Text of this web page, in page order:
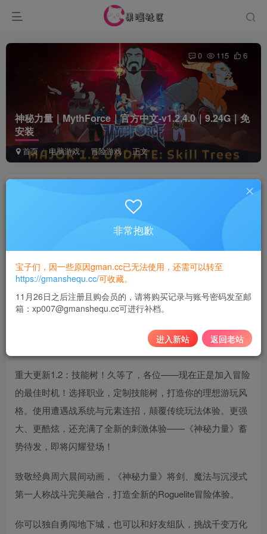
神秘力量｜MythForce｜官方中文-v1.2.4.0｜9.24G｜免
安装
首页 电脑游戏 冒险游戏 正文
0 115 6
关注
神秘力量｜MythForce｜官方中文-v1.2.4.0｜9.24G｜免安装
此内容为付费资源，请付费后查看
10积分
黄金会员 免费
登录购买
重大更新1.2：技能树！久等了，各位——现在正是加入冒险
的最佳时机！选择职业，定制技能树，打造你的理想游玩风
格。使用遭遇战系统与元素连招，颠覆传统玩法体验。更强
大、更酷炫，还充满了全新的刺激体验——《神秘力量》蓄
势待发，即将闪耀登场！
致敬经典周六晨间动画，《神秘力量》将剑、魔法与沉浸式
第一人称战斗完美融合，打造全新的Roguelite冒险体验。
你可以独自勇闯地下城，也可以和好友组队，挑战千变万化
非常抱歉
宝子们，因一些原因gman.cc已无法使用，还需可以转至
https://gmanshequ.cc/可收藏。
11月26日之后注册且购会员的，请将购买记录与账号密码发至邮
箱：xp007@gmanshequ.cc可进行补档。
进入新站 返回老站